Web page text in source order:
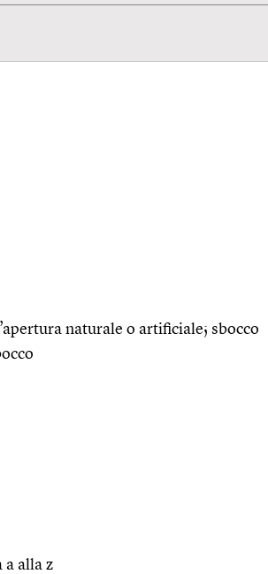
naturale o artificiale; sbocco
alla z